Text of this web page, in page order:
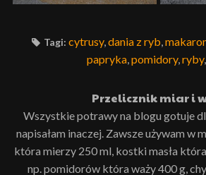
Tagi: cytrusy, dania z ryb
papryka, pomidory, ryby,
Przelicznik miar i
Wszystkie potrawy na blogu gotuje
napisałam inaczej. Zawsze używam w
która mierzy 250 ml, kostki masła
np. pomidorów która waży 400 g,